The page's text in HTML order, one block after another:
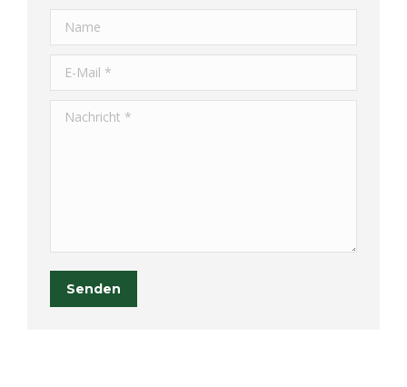
Name
E-Mail *
Nachricht *
Senden